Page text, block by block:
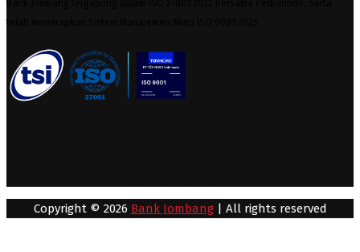
Copyright © 2026 Bank Jombang| All rights reserved